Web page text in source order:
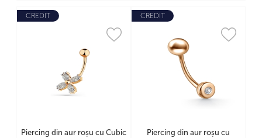
CREDIT
Piercing din aur roșu cu Cubic
CREDIT
Piercing din aur roșu cu